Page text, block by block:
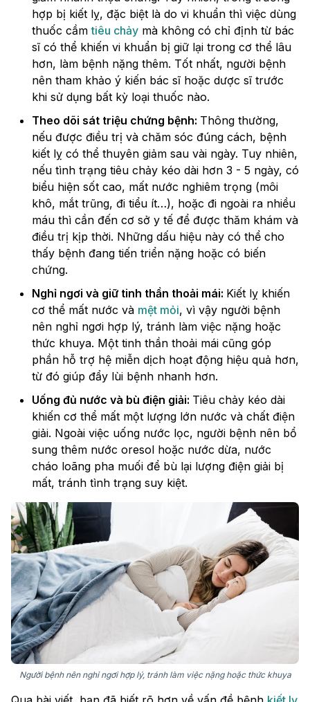
hợp bị kiết lỵ, đặc biệt là do vi khuẩn thì việc dùng
thuốc cầmtiêu chảy mà không có chỉ định từ bác
sĩ có thể khiến vi khuẩn bị giữ lại trong cơ thể lâu
hơn, làm bệnh nặng thêm. Tốt nhất, người bệnh
nên tham khảo ý kiến bác sĩ hoặc dược sĩ trước
khi sử dụng bất kỳ loại thuốc nào.
Theo dõi sát triệu chứng bệnh: Thông thường,
nếu được điều trị và chăm sóc đúng cách, bệnh
kiết lỵ có thể thuyên giảm sau vài ngày. Tuy nhiên,
nếu tình trạng tiêu chảy kéo dài hơn 3 - 5 ngày, có
biểu hiện sốt cao, mất nước nghiêm trọng (môi
khô, mắt trũng, đi tiểu ít…), hoặc đi ngoài ra nhiều
máu thì cần đến cơ sở y tế để được thăm khám và
điều trị kịp thời. Những dấu hiệu này có thể cho
thấy bệnh đang tiến triển nặng hoặc có biến
chứng.
Nghỉ ngơi và giữ tinh thần thoải mái: Kiết lỵ khiến
cơ thể mất nước và mệt mỏi, vì vậy người bệnh
nên nghỉ ngơi hợp lý, tránh làm việc nặng hoặc
thức khuya. Một tinh thần thoải mái cũng góp
phần hỗ trợ hệ miễn dịch hoạt động hiệu quả hơn,
từ đó giúp đẩy lùi bệnh nhanh hơn.
Uống đủ nước và bù điện giải: Tiêu chảy kéo dài
khiến cơ thể mất một lượng lớn nước và chất điện
giải. Ngoài việc uống nước lọc, người bệnh nên bổ
sung thêm nước oresol hoặc nước dừa, nước
cháo loãng pha muối để bù lại lượng điện giải bị
mất, tránh tình trạng suy kiệt.
Người bệnh nên nghỉ ngơi hợp lý, tránh làm việc nặng hoặc thức khuya